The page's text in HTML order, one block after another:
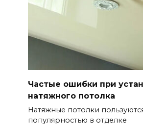
Частые ошибки при
натяжного потолка
Натяжные потолки
популярностью в отделке